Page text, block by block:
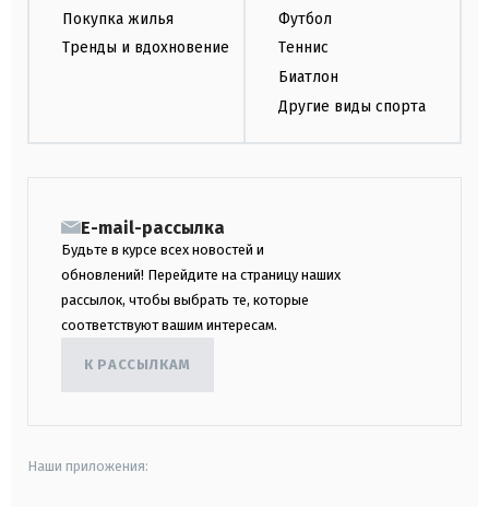
Покупка жилья
Тренды и вдохновение
Футбол
Теннис
Биатлон
Другие виды спорта
E-mail-рассылка
Будьте в курсе всех новостей и
обновлений! Перейдите на страницу наших
рассылок, чтобы выбрать те, которые
соответствуют вашим интересам.
К РАССЫЛКАМ
Наши приложения: